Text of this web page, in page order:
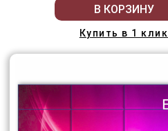
В КОРЗИНУ
Купить в 1 клик